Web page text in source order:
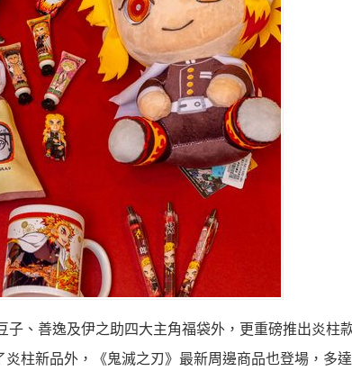
、善逸及伊之助四大主角福袋外，更重磅推出炎柱
柱新品外，《鬼滅之刃》最新周邊商品也登場，多